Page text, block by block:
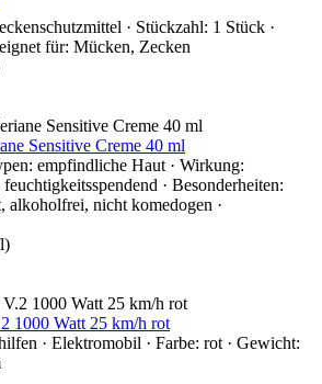
· Stückzahl: 1 Stück ·
für: Mücken, Zecken
Sensitive Creme 40 ml
empfindliche Haut · Wirkung:
· Besonderheiten:
alkoholfrei, nicht komedogen ·
1000 Watt 25 km/h rot
· Elektromobil · Farbe: rot · Gewicht: